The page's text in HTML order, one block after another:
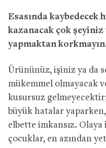
Esasında kaybedecek
kazanacak çok şeyiniz
yapmaktan
Ürününüz, işiniz ya da
mükemmel olmayacak
kusursuz
büyük hatalar
elbette imkansız. Olaya
çocuklar, en azından